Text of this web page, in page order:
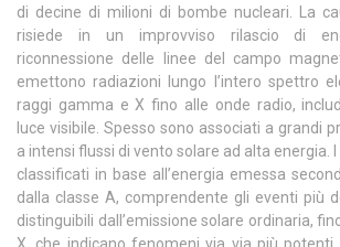
di decine di milioni di bombe nucleari. La
risiede in un improvviso rilascio di
riconnessione delle linee del campo
emettono radiazioni lungo l’intero spettro
raggi gamma e X fino alle onde radio,
luce visibile. Spesso sono associati a grandi
a intensi flussi di vento solare ad alta energia.
classificati in base all’energia emessa
dalla classe A, comprendente gli eventi più
distinguibili dall’emissione solare ordinaria,